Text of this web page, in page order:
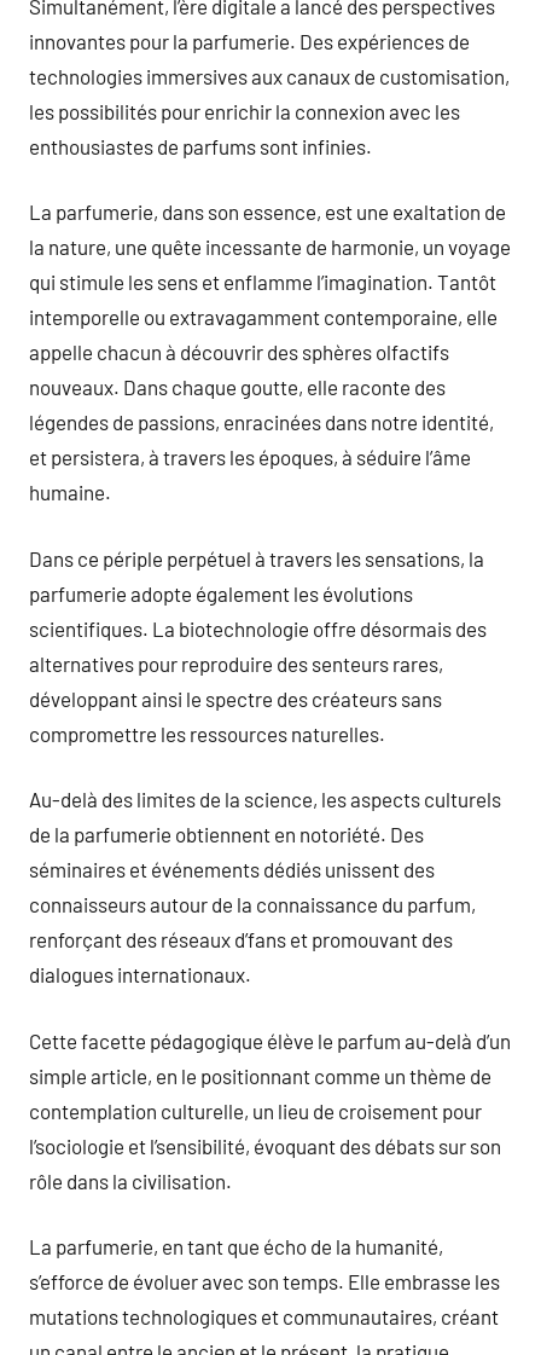
Simultanément, l’ère digitale a lancé des perspectives
innovantes pour la parfumerie. Des expériences de
technologies immersives aux canaux de customisation,
les possibilités pour enrichir la connexion avec les
enthousiastes de parfums sont infinies.
La parfumerie, dans son essence, est une exaltation de
la nature, une quête incessante de harmonie, un voyage
qui stimule les sens et enflamme l’imagination. Tantôt
intemporelle ou extravagamment contemporaine, elle
appelle chacun à découvrir des sphères olfactifs
nouveaux. Dans chaque goutte, elle raconte des
légendes de passions, enracinées dans notre identité,
et persistera, à travers les époques, à séduire l’âme
humaine.
Dans ce périple perpétuel à travers les sensations, la
parfumerie adopte également les évolutions
scientifiques. La biotechnologie offre désormais des
alternatives pour reproduire des senteurs rares,
développant ainsi le spectre des créateurs sans
compromettre les ressources naturelles.
Au-delà des limites de la science, les aspects culturels
de la parfumerie obtiennent en notoriété. Des
séminaires et événements dédiés unissent des
connaisseurs autour de la connaissance du parfum,
renforçant des réseaux d’fans et promouvant des
dialogues internationaux.
Cette facette pédagogique élève le parfum au-delà d’un
simple article, en le positionnant comme un thème de
contemplation culturelle, un lieu de croisement pour
l’sociologie et l’sensibilité, évoquant des débats sur son
rôle dans la civilisation.
La parfumerie, en tant que écho de la humanité,
s’efforce de évoluer avec son temps. Elle embrasse les
mutations technologiques et communautaires, créant